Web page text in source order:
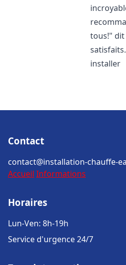
tous!" dit
installer
Contact
contact@installation-chauffe-
Accueil Informations
Horaires
Lun-Ven: 8h-19h
Service d'urgence 24/7